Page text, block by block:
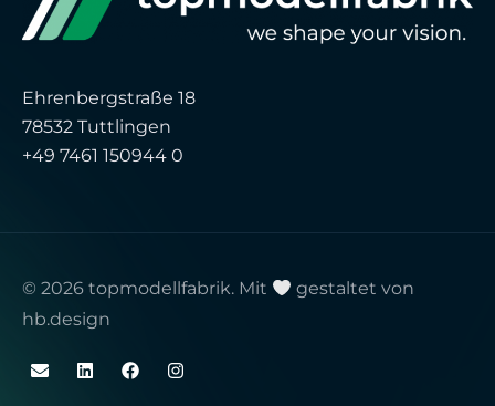
Ehrenbergstraße 18
78532 Tuttlingen
+49 7461 150944 0
© 2026 topmodellfabrik. Mit
gestaltet von
hb.design